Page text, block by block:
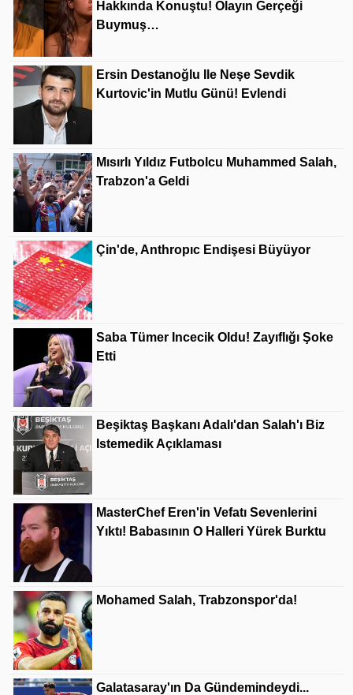
Hakkında Konuştu! Olayın Gerçeği
Buymuş…
Ersin Destanoğlu Ile Neşe Sevdik
Kurtovic'in Mutlu Günü! Evlendi
Mısırlı Yıldız Futbolcu Muhammed Salah,
Trabzon'a Geldi
Çin'de, Anthropıc Endişesi Büyüyor
Saba Tümer Incecik Oldu! Zayıflığı Şoke
Etti
Beşiktaş Başkanı Adalı'dan Salah'ı Biz
Istemedik Açıklaması
MasterChef Eren'in Vefatı Sevenlerini
Yıktı! Babasının O Halleri Yürek Burktu
Mohamed Salah, Trabzonspor'da!
Galatasaray'ın Da Gündemindeydi...